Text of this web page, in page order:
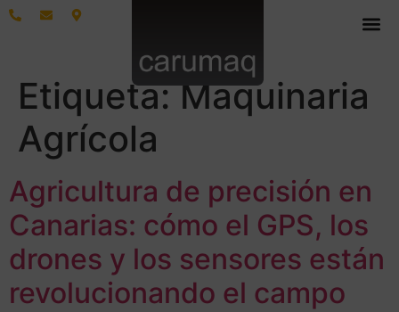
Etiqueta:Maquinaria
Agrícola
Agricultura de precisión en
Canarias: cómo el GPS, los
drones y los sensores están
revolucionando el campo